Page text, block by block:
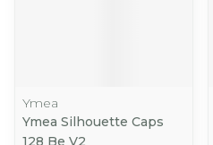
Ymea
Ymea Silhouette Caps
128 Be V2